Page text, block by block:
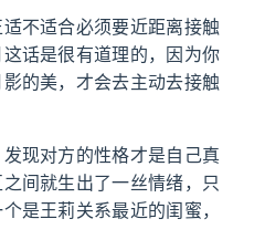
不适合必须要近距离接触
话是很有道理的，因为你
的美，才会去主动去接触
现对方的性格才是自己真
间就生出了一丝情绪，只
是王莉关系最近的闺蜜，